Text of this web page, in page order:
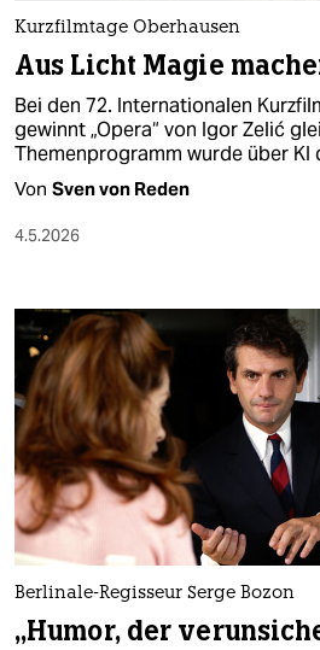
nord
wahrheit
verlag
shop
fragen & hilfe
unterstützen
abo
genossenschaft
epaper login
Kurzfilmtage Oberhausen
Aus Licht Magie
Bei den 72. Internationalen
gewinnt „Opera“ von Igor Zelić
Themenprogramm wurde über KI
Von Sven von Reden
4.5.2026
Berlinale-Regisseur Serge Bozon
„Humor, der